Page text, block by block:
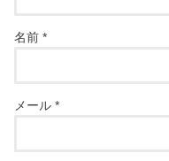
名前*
メール*